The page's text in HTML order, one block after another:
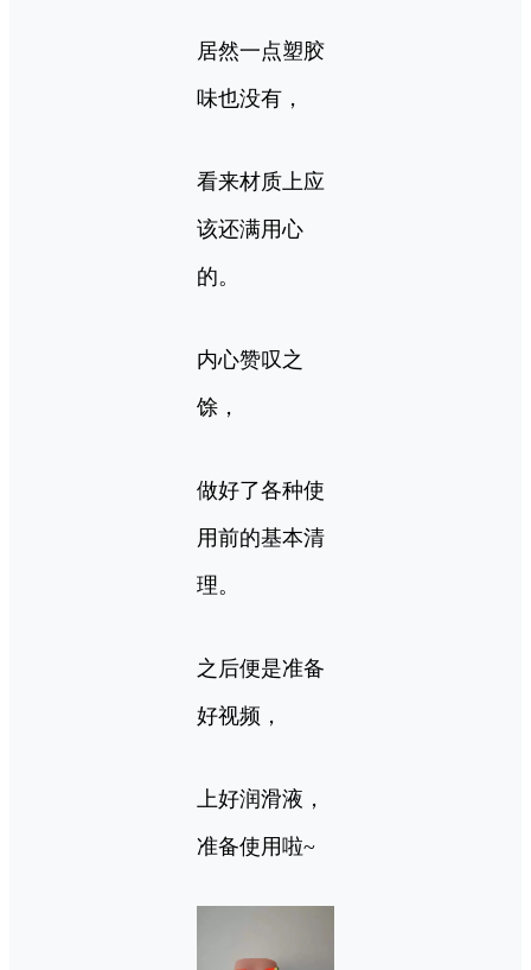
居然一点塑胶
味也没有，
看来材质上应
该还满用心
的。
内心赞叹之
馀，
做好了各种使
用前的基本清
理。
之后便是准备
好视频，
上好润滑液，
准备使用啦~